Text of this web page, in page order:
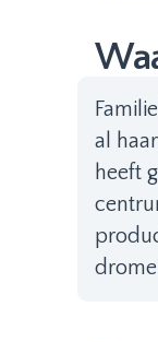
al
heeft